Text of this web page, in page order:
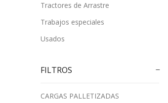
Tractores de Arrastre
Trabajos especiales
Usados
FILTROS
CARGAS PALLETIZADAS